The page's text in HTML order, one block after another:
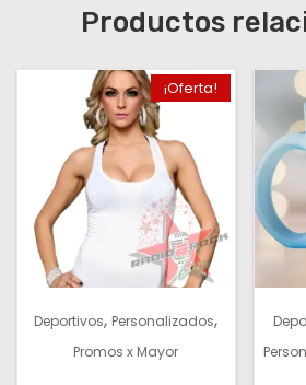
Productos
¡Oferta!
Deportivos, Personalizados,
Promos x Mayor